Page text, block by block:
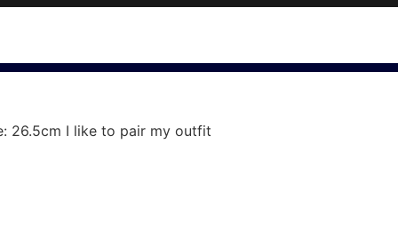
26.5cm I like to pair my outfit